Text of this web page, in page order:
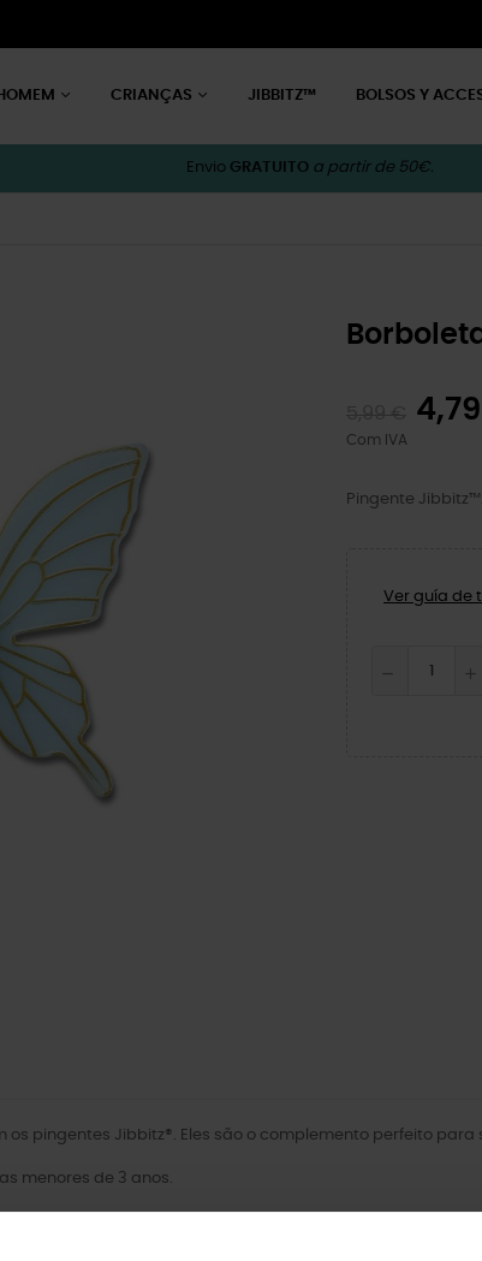
HOMEM CRIANÇAS JIBBITZ™ BOLSOS Y
Envio GRATUITO a partir de 50€.
Com IVA
Pingente Jibbitz™.
Ver guía de
pingentes Jibbitz®. Eles são o complemento perfeito
menores de 3 anos.